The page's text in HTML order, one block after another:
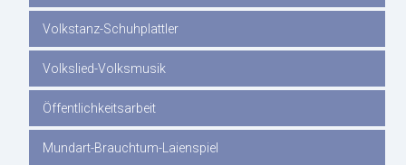
Volkstanz-Schuhplattler
Volkslied-Volksmusik
Öffentlichkeitsarbeit
Mundart-Brauchtum-Laienspiel